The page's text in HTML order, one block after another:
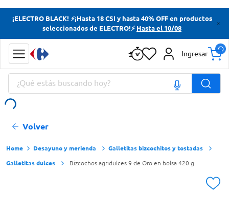
¡ELECTRO BLACK! ⚡¡Hasta 18 CSI y hasta 40% OFF en productos
seleccionados de ELECTRO!⚡ Hasta el 10/08
Ingresar
¿Qué estás buscando hoy?
Volver
Desayuno y merienda
Galletitas bizcochitos y tostadas
Galletitas dulces
Bizcochos agridulces 9 de Oro en bolsa 420 g.
Términos más buscados
Yerba
Cerveza
Doves
Términos más buscados
Cerveza
Doves
Papas Fritas